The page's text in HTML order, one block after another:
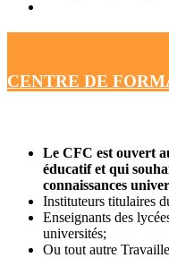
CENTRE DE
Le CFC est ouvert
éducatif et qui
connaissances
Instituteurs titulaires
Enseignants des
universités;
Ou tout autre